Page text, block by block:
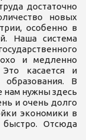
достаточно
новых
особенно в
Наша система
и медленно
касается и
В
нам нужны здесь
и очень долго
экономики в
быстро. Отсюда